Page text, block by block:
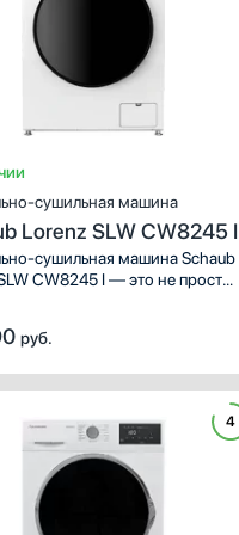
все
сушильная машина
Lorenz SLW CW8245 I
сушильная машина Schaub
CW8245 I — это не просто
чудо, органично
от рутинных хлопот
руб.
4